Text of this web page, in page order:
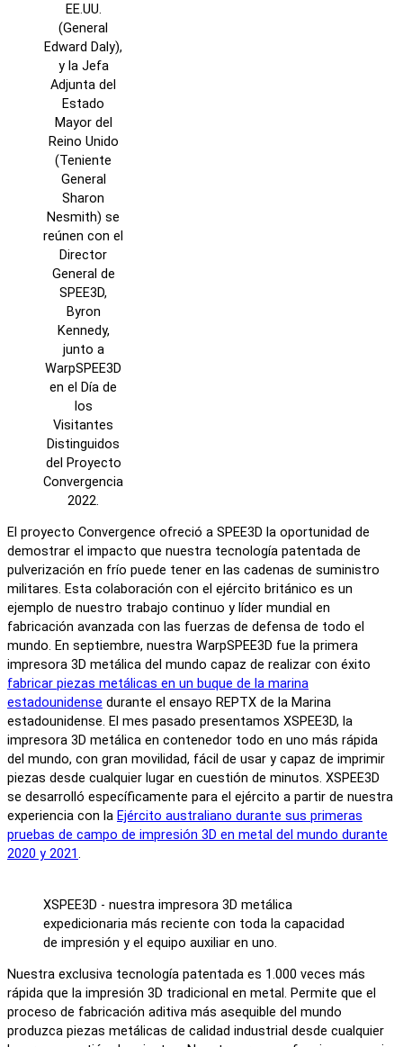
EE.UU.
(General
Edward Daly),
y la Jefa
Adjunta del
Estado
Mayor del
Reino Unido
(Teniente
General
Sharon
Nesmith) se
reúnen con el
Director
General de
SPEE3D,
Byron
Kennedy,
junto a
WarpSPEE3D
en el Día de
los
Visitantes
Distinguidos
del Proyecto
Convergencia
2022.
El proyecto Convergence ofreció a SPEE3D la oportunidad de
demostrar el impacto que nuestra tecnología patentada de
pulverización en frío puede tener en las cadenas de suministro
militares. Esta colaboración con el ejército británico es un
ejemplo de nuestro trabajo continuo y líder mundial en
fabricación avanzada con las fuerzas de defensa de todo el
mundo. En septiembre, nuestra WarpSPEE3D fue la primera
impresora 3D metálica del mundo capaz de realizar con éxito
fabricar piezas metálicas en un buque de la marina
estadounidense durante el ensayo REPTX de la Marina
estadounidense. El mes pasado presentamos XSPEE3D, la
impresora 3D metálica en contenedor todo en uno más rápida
del mundo, con gran movilidad, fácil de usar y capaz de imprimir
piezas desde cualquier lugar en cuestión de minutos. XSPEE3D
se desarrolló específicamente para el ejército a partir de nuestra
experiencia con la Ejército australiano durante sus primeras
pruebas de campo de impresión 3D en metal del mundo durante
2020 y 2021.
XSPEE3D - nuestra impresora 3D metálica
expedicionaria más reciente con toda la capacidad
de impresión y el equipo auxiliar en uno.
Nuestra exclusiva tecnología patentada es 1.000 veces más
rápida que la impresión 3D tradicional en metal. Permite que el
proceso de fabricación aditiva más asequible del mundo
produzca piezas metálicas de calidad industrial desde cualquier